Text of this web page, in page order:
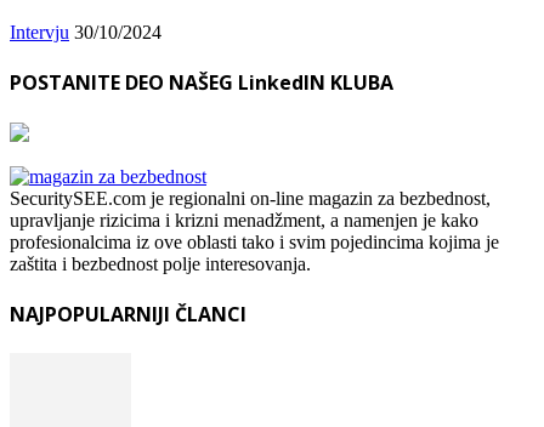
Intervju 30/10/2024
POSTANITE DEO NAŠEG LinkedIN KLUBA
SecuritySEE.com je regionalni on-line magazin za bezbednost,
upravljanje rizicima i krizni menadžment, a namenjen je kako
profesionalcima iz ove oblasti tako i svim pojedincima kojima je
zaštita i bezbednost polje interesovanja.
NAJPOPULARNIJI ČLANCI